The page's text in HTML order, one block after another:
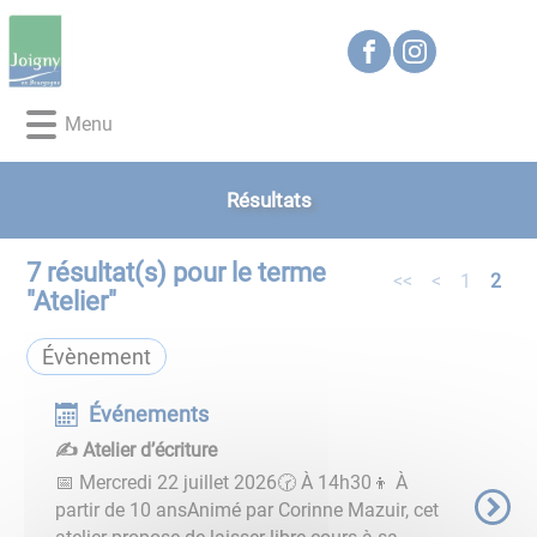
Lien
rapide
menu
Lien
rapide
contenu
Lien
rapide
Lien
rapide
pied
Menu
Résultats
7résultat(s) pour le terme
"Atelier"
<< < 1 2
Évènement
Événements
✍️ Atelier d’écriture
📅 Mercredi 22 juillet 2026🕝 À 14h30👦 À
partir de 10 ansAnimé par Corinne Mazuir, cet
Panneau de gestion des cookies